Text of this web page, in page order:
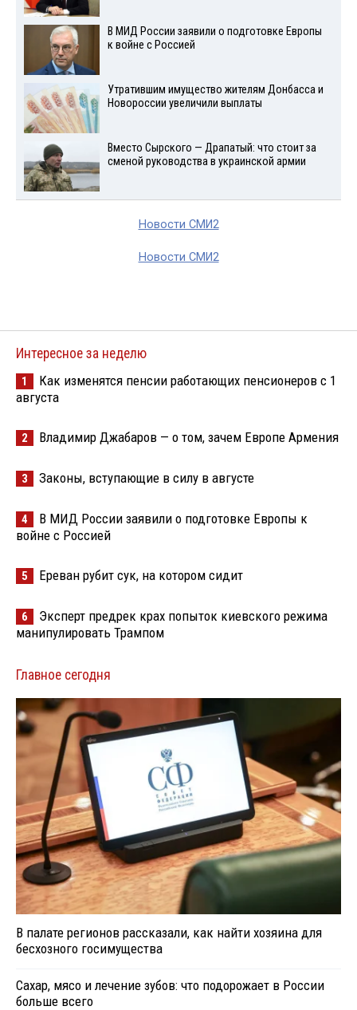
В МИД России заявили о подготовке Европы
к войне с Россией
Утратившим имущество жителям Донбасса и
Новороссии увеличили выплаты
Вместо Сырского — Драпатый: что стоит за
сменой руководства в украинской армии
Новости СМИ2
Новости СМИ2
Интересное за неделю
1
Как изменятся пенсии работающих пенсионеров с 1
августа
2 Владимир Джабаров — о том, зачем Европе Армения
3 Законы, вступающие в силу в августе
4
В МИД России заявили о подготовке Европы к
войне с Россией
5 Ереван рубит сук, на котором сидит
6
Эксперт предрек крах попыток киевского режима
манипулировать Трампом
Главное сегодня
В палате регионов рассказали, как найти хозяина для
бесхозного госимущества
Сахар, мясо и лечение зубов: что подорожает в России
больше всего